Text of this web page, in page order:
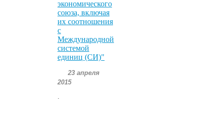
экономического
союза, включая
их соотношения
с
Международной
системой
единиц (СИ)"
23 апреля
2015